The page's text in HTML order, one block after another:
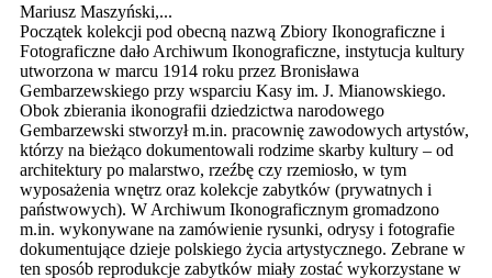
Mariusz Maszyński,...
Początek kolekcji pod obecną nazwą Zbiory Ikonograficzne i
Fotograficzne dało Archiwum Ikonograficzne, instytucja kultury
utworzona w marcu 1914 roku przez Bronisława
Gembarzewskiego przy wsparciu Kasy im. J. Mianowskiego.
Obok zbierania ikonografii dziedzictwa narodowego
Gembarzewski stworzył m.in. pracownię zawodowych artystów,
którzy na bieżąco dokumentowali rodzime skarby kultury – od
architektury po malarstwo, rzeźbę czy rzemiosło, w tym
wyposażenia wnętrz oraz kolekcje zabytków (prywatnych i
państwowych). W Archiwum Ikonograficznym gromadzono
m.in. wykonywane na zamówienie rysunki, odrysy i fotografie
dokumentujące dzieje polskiego życia artystycznego. Zebrane w
ten sposób reprodukcje zabytków miały zostać wykorzystane w